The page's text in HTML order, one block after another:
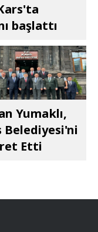
başlattı
Yumaklı,
Belediyesi'ni
Etti